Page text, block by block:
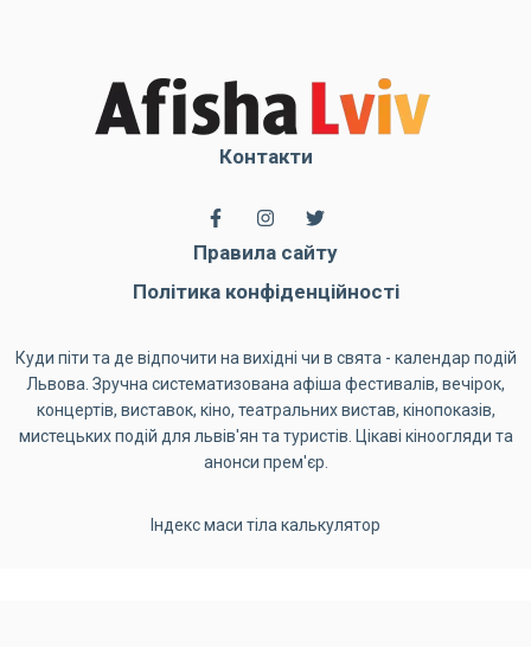
Контакти
Правила сайту
Політика конфіденційності
Куди піти та де відпочити на вихідні чи в свята - календар подій
Львова. Зручна систематизована афіша фестивалів, вечірок,
концертів, виставок, кіно, театральних вистав, кінопоказів,
мистецьких подій для львів'ян та туристів. Цікаві кіноогляди та
анонси прем'єр.
Індекс маси тіла калькулятор